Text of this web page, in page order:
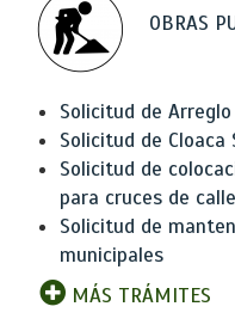
OBRAS
Solicitud de
Solicitud de Cloaca
Solicitud de
para cruces de
Solicitud de
municipales
MÁS TRÁMITES